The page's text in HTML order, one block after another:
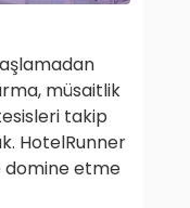
müsaitlik
takip
HotelRunner
domine etme